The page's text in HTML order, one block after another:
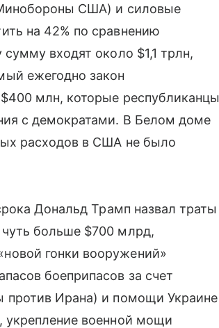
США) и силовые
на 42% по сравнению
входят около $1,1 трлн,
ежегодно закон
млн, которые республиканцы
с демократами. В Белом доме
расходов в США не было
Дональд Трамп назвал траты
больше $700 млрд,
гонки вооружений»
боеприпасов за счет
против Ирана) и помощи Украине
укрепление военной мощи